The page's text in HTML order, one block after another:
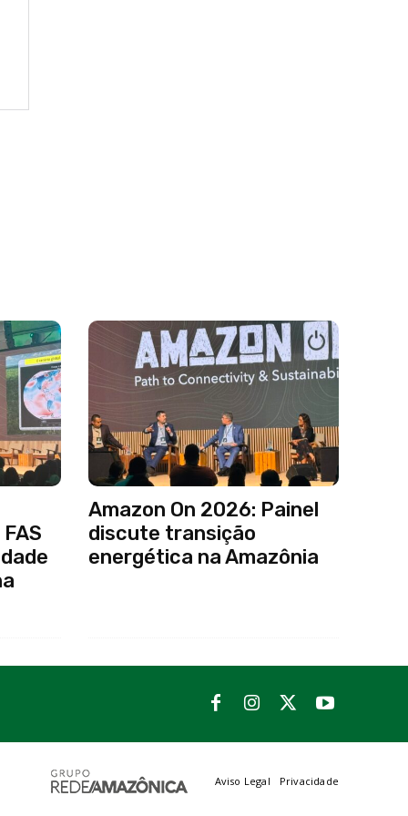
Amazon On 2026: Painel
discute transição
energética na Amazônia
Aviso Legal Privacidade